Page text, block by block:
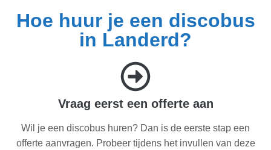
Hoe huur je een discobus
in Landerd?
Vraag eerst een offerte aan
Wil je een discobus huren? Dan is de eerste stap een
offerte aanvragen. Probeer tijdens het invullen van deze